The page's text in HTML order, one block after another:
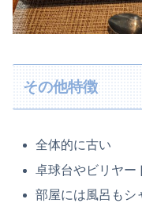
その他特徴
全体的に古い
卓球台やビリヤー
部屋には風呂もシ